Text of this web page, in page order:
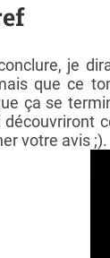
je
que ce
ça se
découvriront
votre avis ;).